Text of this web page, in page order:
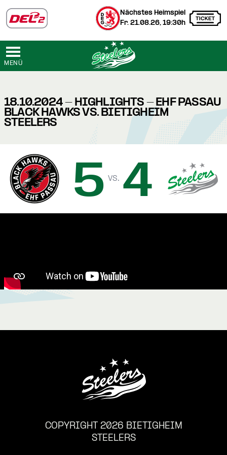
Nächstes Heimspiel
Fr. 21.08.26, 19:30h
MENÜ
18.10.2024 - HIGHLIGHTS - EHF PASSAU
BLACK HAWKS VS. BIETIGHEIM
STEELERS
5 vs. 4
COPYRIGHT 2026 BIETIGHEIM
STEELERS